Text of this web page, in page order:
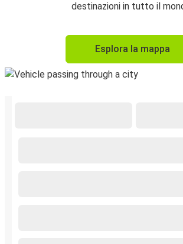
destinazioni in tutto il
Esplora la mappa